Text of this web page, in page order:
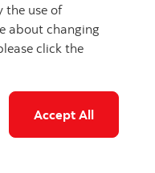
the use of
about changing
click the
Accept All